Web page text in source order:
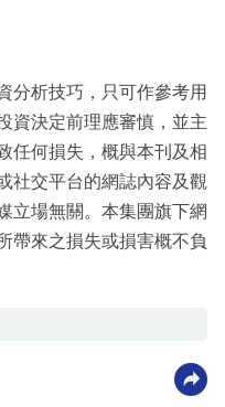
分析技巧，只可作參考用
資決定前理應審慎，並主
任何損失，概與本刊及相
社交平台的網誌內容及觀
立場無關。本集團旗下網
帶來之損失或損害概不負